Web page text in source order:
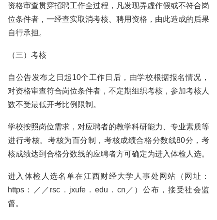
资格审查贯穿招聘工作全过程，凡发现弄虚作假或不符合岗
位条件者，一经查实取消考核、聘用资格，由此造成的后果
自行承担。
（三）考核
自公告发布之日起10个工作日后，由学校根据报名情况，
对资格审查符合岗位条件者，不定期组织考核，参加考核人
数不受最低开考比例限制。
学校按照岗位需求，对应聘者的教学科研能力、专业素质等
进行考核。考核为百分制，考核成绩合格分数线80分，考
核成绩达到合格分数线的应聘者方可确定为进入体检人选。
进入体检人选名单在江西财经大学人事处网站（网址：
https：／／rsc．jxufe．edu．cn／）公布，接受社会监
督。